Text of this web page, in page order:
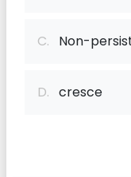
C. Non-
D. cresce